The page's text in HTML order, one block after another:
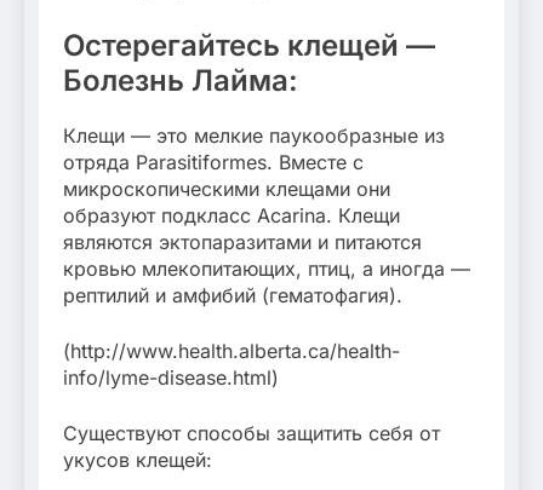
Остерегайтесь клещей —
Болезнь Лайма:
Клещи — это мелкие паукообразные из
отряда Parasitiformes. Вместе с
микроскопическими клещами они
образуют подкласс Acarina. Клещи
являются эктопаразитами и питаются
кровью млекопитающих, птиц, а иногда —
рептилий и амфибий (гематофагия).
(http://www.health.alberta.ca/health-
info/lyme-disease.html)
Существуют способы защитить себя от
укусов клещей: